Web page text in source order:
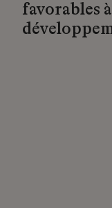
favorables